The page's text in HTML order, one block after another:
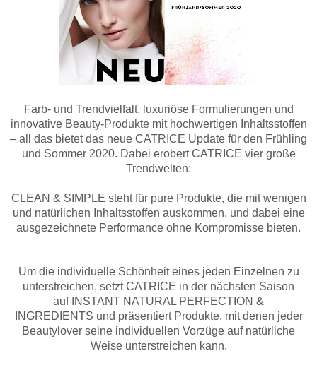
Farb- und Trendvielfalt, luxuriöse Formulierungen und
innovative Beauty-Produkte mit hochwertigen Inhaltsstoffen
– all das bietet das neue CATRICE Update für den Frühling
und Sommer 2020. Dabei erobert CATRICE vier große
Trendwelten:
CLEAN & SIMPLE steht für pure Produkte, die mit wenigen
und natürlichen Inhaltsstoffen auskommen, und dabei eine
ausgezeichnete Performance ohne Kompromisse bieten.
Um die individuelle Schönheit eines jeden Einzelnen zu
unterstreichen, setzt CATRICE in der nächsten Saison
auf INSTANT NATURAL PERFECTION &
INGREDIENTS und präsentiert Produkte, mit denen jeder
Beautylover seine individuellen Vorzüge auf natürliche
Weise unterstreichen kann.